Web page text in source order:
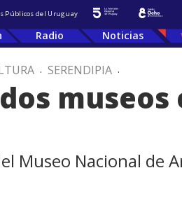
Públicos del Uruguay
Radio Noticias
. SERENDIPIA .
Museo Nacional de